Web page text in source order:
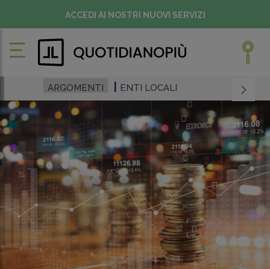
ACCEDI AI NOSTRI NUOVI SERVIZI
ARGOMENTI ENTI LOCALI